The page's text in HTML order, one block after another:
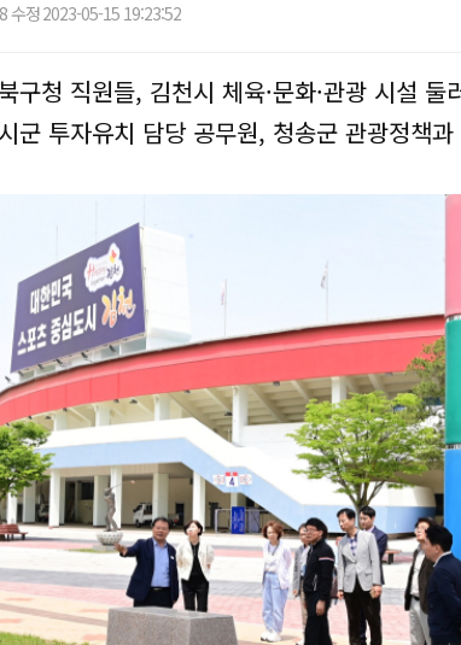
수정 2023-05-15 19:23:52
구청 직원들, 김천시 체육·문화·관광 시설 둘
군 투자유치 담당 공무원, 청송군 관광정책